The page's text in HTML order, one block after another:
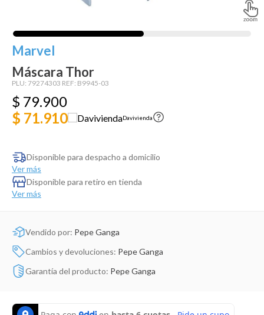
Marvel
Máscara Thor
PLU: 79274303 REF: B9945-03
$ 79.900
$ 71.910
Davivienda
Disponible para despacho a domicilio
Ver más
Disponible para retiro en tienda
Ver más
Vendido por: Pepe Ganga
Cambios y devoluciones: Pepe Ganga
Garantía del producto: Pepe Ganga
Dinosaurio Juguete